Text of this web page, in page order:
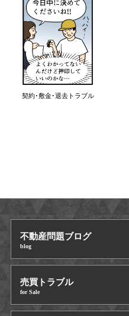
契約･敷金･退去トラブル
不動産問題ブログ
blog
売買トラブル
for Sale